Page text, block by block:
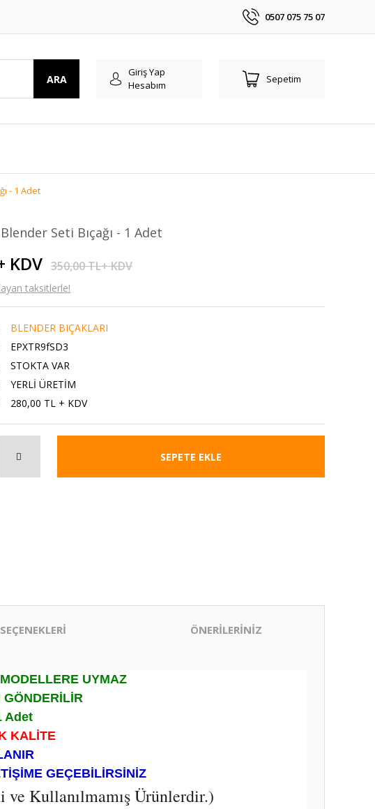
0507 075 75 07
ARA
Giriş Yap
Hesabım
Sepetim
- 1 Adet
Seti Bıçağı - 1 Adet
KDV 350,00 TL+ KDV
taksitlerle!
BLENDER BIÇAKLARI
EPXTR9fSD3
STOKTA VAR
YERLİ ÜRETİM
280,00 TL + KDV
SEPETE EKLE
ÖNERİLERİNİZ
UYMAZ
GÖNDERİLİR
Adet
KALİTE
GEÇEBİLİRSİNİZ
ve Kullanılmamış Ürünlerdir.)